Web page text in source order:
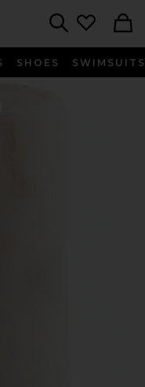
SHOES SWIMSUITS
入り Simple Marble and